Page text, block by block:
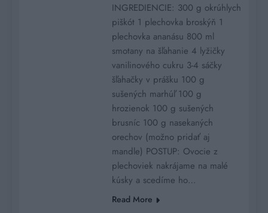
INGREDIENCIE: 300 g okrúhlych
piškót 1 plechovka broskýň 1
plechovka ananásu 800 ml
smotany na šľahanie 4 lyžičky
vanilinového cukru 3-4 sáčky
šľahačky v prášku 100 g
sušených marhúľ 100 g
hrozienok 100 g sušených
brusníc 100 g nasekaných
orechov (možno pridať aj
mandle) POSTUP: Ovocie z
plechoviek nakrájame na malé
kúsky a scedíme ho…
Read More